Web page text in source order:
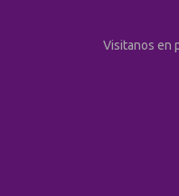
Visitanos en